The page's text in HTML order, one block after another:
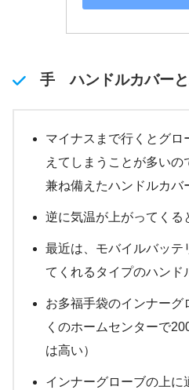
手 ハンドルカバー
マイナスまで行くとグ
えてしまうことが多い
兼ね備えたハンドルカバ
逆に気温が上がってくる
最近は、モバイルバッテ
てくれるタイプのハンド
お多福手袋のインナーグ
くのホームセンターで
は高い）
インナーグローブの上